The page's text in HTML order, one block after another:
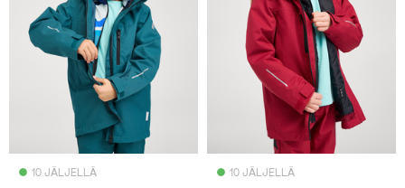
10 JÄLJELLÄ 10 JÄLJELLÄ